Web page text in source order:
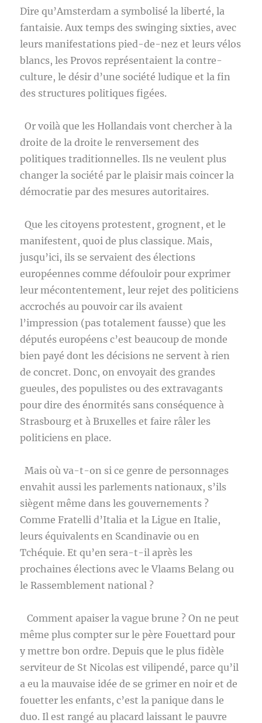
Dire qu’Amsterdam a symbolisé la liberté, la
fantaisie. Aux temps des swinging sixties, avec
leurs manifestations pied-de-nez et leurs vélos
blancs, les Provos représentaient la contre-
culture, le désir d’une société ludique et la fin
des structures politiques figées.
Or voilà que les Hollandais vont chercher à la
droite de la droite le renversement des
politiques traditionnelles. Ils ne veulent plus
changer la société par le plaisir mais coincer la
démocratie par des mesures autoritaires.
Que les citoyens protestent, grognent, et le
manifestent, quoi de plus classique. Mais,
jusqu’ici, ils se servaient des élections
européennes comme défouloir pour exprimer
leur mécontentement, leur rejet des politiciens
accrochés au pouvoir car ils avaient
l’impression (pas totalement fausse) que les
députés européens c’est beaucoup de monde
bien payé dont les décisions ne servent à rien
de concret. Donc, on envoyait des grandes
gueules, des populistes ou des extravagants
pour dire des énormités sans conséquence à
Strasbourg et à Bruxelles et faire râler les
politiciens en place.
Mais où va-t-on si ce genre de personnages
envahit aussi les parlements nationaux, s’ils
siègent même dans les gouvernements ?
Comme Fratelli d’Italia et la Ligue en Italie,
leurs équivalents en Scandinavie ou en
Tchéquie. Et qu’en sera-t-il après les
prochaines élections avec le Vlaams Belang ou
le Rassemblement national ?
Comment apaiser la vague brune ? On ne peut
même plus compter sur le père Fouettard pour
y mettre bon ordre. Depuis que le plus fidèle
serviteur de St Nicolas est vilipendé, parce qu’il
a eu la mauvaise idée de se grimer en noir et de
fouetter les enfants, c’est la panique dans le
duo. Il est rangé au placard laissant le pauvre